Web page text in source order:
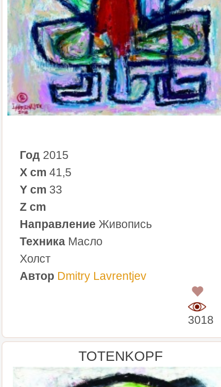
Год 2015
X cm 41,5
Y cm 33
Z cm
Направление Живопись
Техника Масло
Холст
Автор Dmitry Lavrentjev
3018
TOTENKOPF